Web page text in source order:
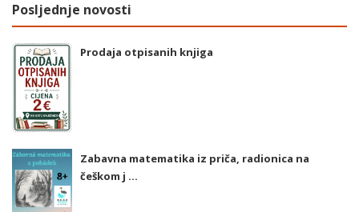
Posljednje novosti
Prodaja otpisanih knjiga
Zabavna matematika iz priča, radionica na
češkom j ...